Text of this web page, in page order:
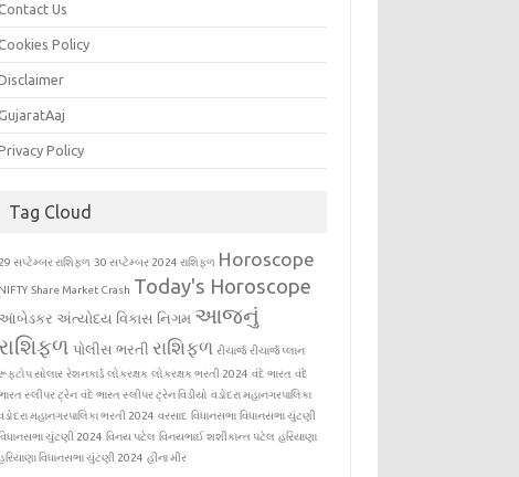
Us
Policy
Policy
Tag Cloud
29 સપ્ટેમ્બર રાશિફળ 30 સપ્ટેમ્બર 2024 રાશિફળ Horoscope
NIFTY Share Market Crash Today's Horoscope
આંબેડકર અંત્યોદય વિકાસ નિગમ આજનું
રાશિફળ પોલીસ ભરતી રાશિફળ રીચાર્જ રીચાર્જ પ્લાન
સોલાર રેશનકાર્ડ લોકરક્ષક લોકરક્ષક ભરતી 2024 વંદે ભારત વંદે
સ્લીપર ટ્રેન વંદે ભારત સ્લીપર ટ્રેન વિડીયો વડોદરા મહાનગરપાલિકા
મહાનગરપાલિકા ભરતી 2024 વરસાદ વિધાનસભા વિધાનસભા ચુંટણી
ચુંટણી 2024 વિનય પટેલ વિનયભાઈ શશીકાન્ત પટેલ હરિયાણા
વિધાનસભા ચુંટણી 2024 હીના મીર